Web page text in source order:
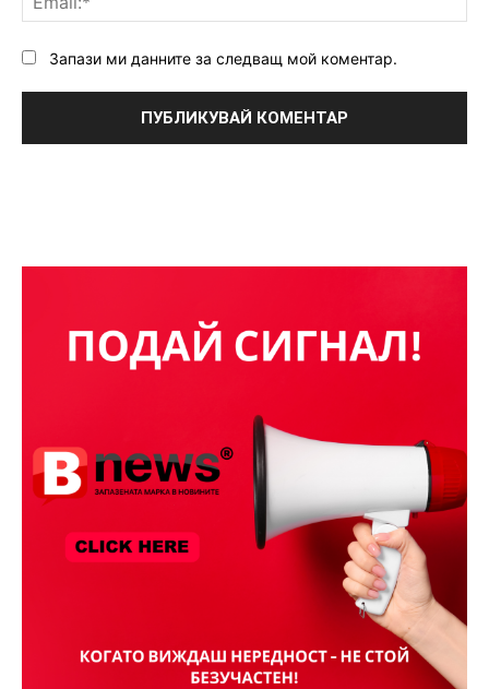
Запази ми данните за следващ мой коментар.